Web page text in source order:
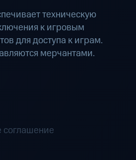
техническую
к игровым
для доступа к играм.
мерчантами.
соглашение